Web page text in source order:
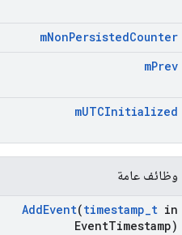
mNonPersistedCounter
mPrev
mUTCInitialized
وظائف عامة
AddEvent(timestamp_t in
EventTimestamp)